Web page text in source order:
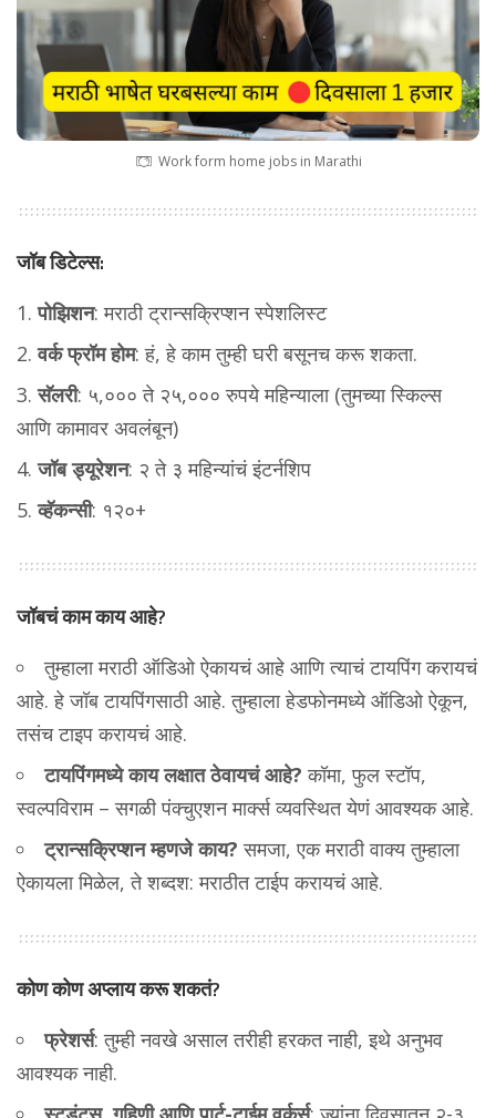
Work form home jobs in Marathi
जॉब डिटेल्स:
पोझिशन: मराठी ट्रान्सक्रिप्शन स्पेशलिस्ट
वर्क फ्रॉम होम: हं, हे काम तुम्ही घरी बसूनच करू शकता.
सॅलरी: ५,००० ते २५,००० रुपये महिन्याला (तुमच्या स्किल्स
आणि कामावर अवलंबून)
जॉब ड्यूरेशन: २ ते ३ महिन्यांचं इंटर्नशिप
व्हॅकन्सी: १२०+
जॉबचं काम काय आहे?
तुम्हाला मराठी ऑडिओ ऐकायचं आहे आणि त्याचं टायपिंग करायचं
आहे. हे जॉब टायपिंगसाठी आहे. तुम्हाला हेडफोनमध्ये ऑडिओ ऐकून,
तसंच टाइप करायचं आहे.
टायपिंगमध्ये काय लक्षात ठेवायचं आहे? कॉमा, फुल स्टॉप,
स्वल्पविराम – सगळी पंक्चुएशन मार्क्स व्यवस्थित येणं आवश्यक आहे.
ट्रान्सक्रिप्शन म्हणजे काय? समजा, एक मराठी वाक्य तुम्हाला
ऐकायला मिळेल, ते शब्दश: मराठीत टाईप करायचं आहे.
कोण कोण अप्लाय करू शकतं?
फ्रेशर्स: तुम्ही नवखे असाल तरीही हरकत नाही, इथे अनुभव
आवश्यक नाही.